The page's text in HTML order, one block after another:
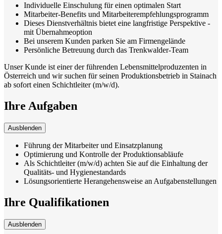
Individuelle Einschulung für einen optimalen Start
Mitarbeiter-Benefits und Mitarbeiterempfehlungsprogramm
Dieses Dienstverhältnis bietet eine langfristige Perspektive -
mit Übernahmeoption
Bei unserem Kunden parken Sie am Firmengelände
Persönliche Betreuung durch das Trenkwalder-Team
Unser Kunde ist einer der führenden Lebensmittelproduzenten in
Österreich und wir suchen für seinen Produktionsbetrieb in Stainach
ab sofort einen Schichtleiter (m/w/d).
Ihre Aufgaben
Ausblenden
Führung der Mitarbeiter und Einsatzplanung
Optimierung und Kontrolle der Produktionsabläufe
Als Schichtleiter (m/w/d) achten Sie auf die Einhaltung der
Qualitäts- und Hygienestandards
Lösungsorientierte Herangehensweise an Aufgabenstellungen
Ihre Qualifikationen
Ausblenden